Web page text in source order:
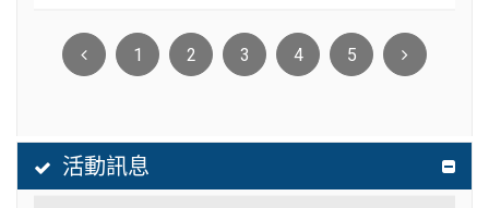
1 2 3 4 5
活動訊息